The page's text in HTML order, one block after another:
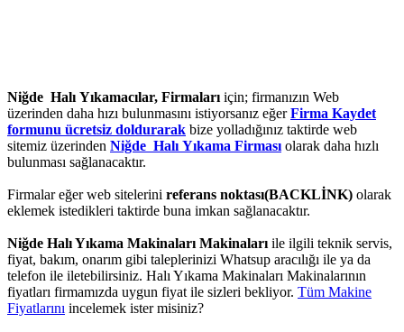
Niğde Halı Yıkamacılar, Firmalarıiçin; firmanızın Web
üzerinden daha hızı bulunmasını istiyorsanız eğerFirma Kaydet
formunu ücretsiz doldurarak bize yolladığınız taktirde web
sitemiz üzerinden Niğde Halı Yıkama Firmasıolarak daha hızlı
bulunması sağlanacaktır.
Firmalar eğer web sitelerini referans noktası(BACKLİNK) olarak
eklemek istedikleri taktirde buna imkan sağlanacaktır.
Niğde Halı Yıkama Makinaları Makinalarıile ilgili teknik servis,
fiyat, bakım, onarım gibi taleplerinizi Whatsup aracılığı ile ya da
telefon ile iletebilirsiniz. Halı Yıkama Makinaları Makinalarının
fiyatları firmamızda uygun fiyat ile sizleri bekliyor. Tüm Makine
Fiyatlarını incelemek ister misiniz?